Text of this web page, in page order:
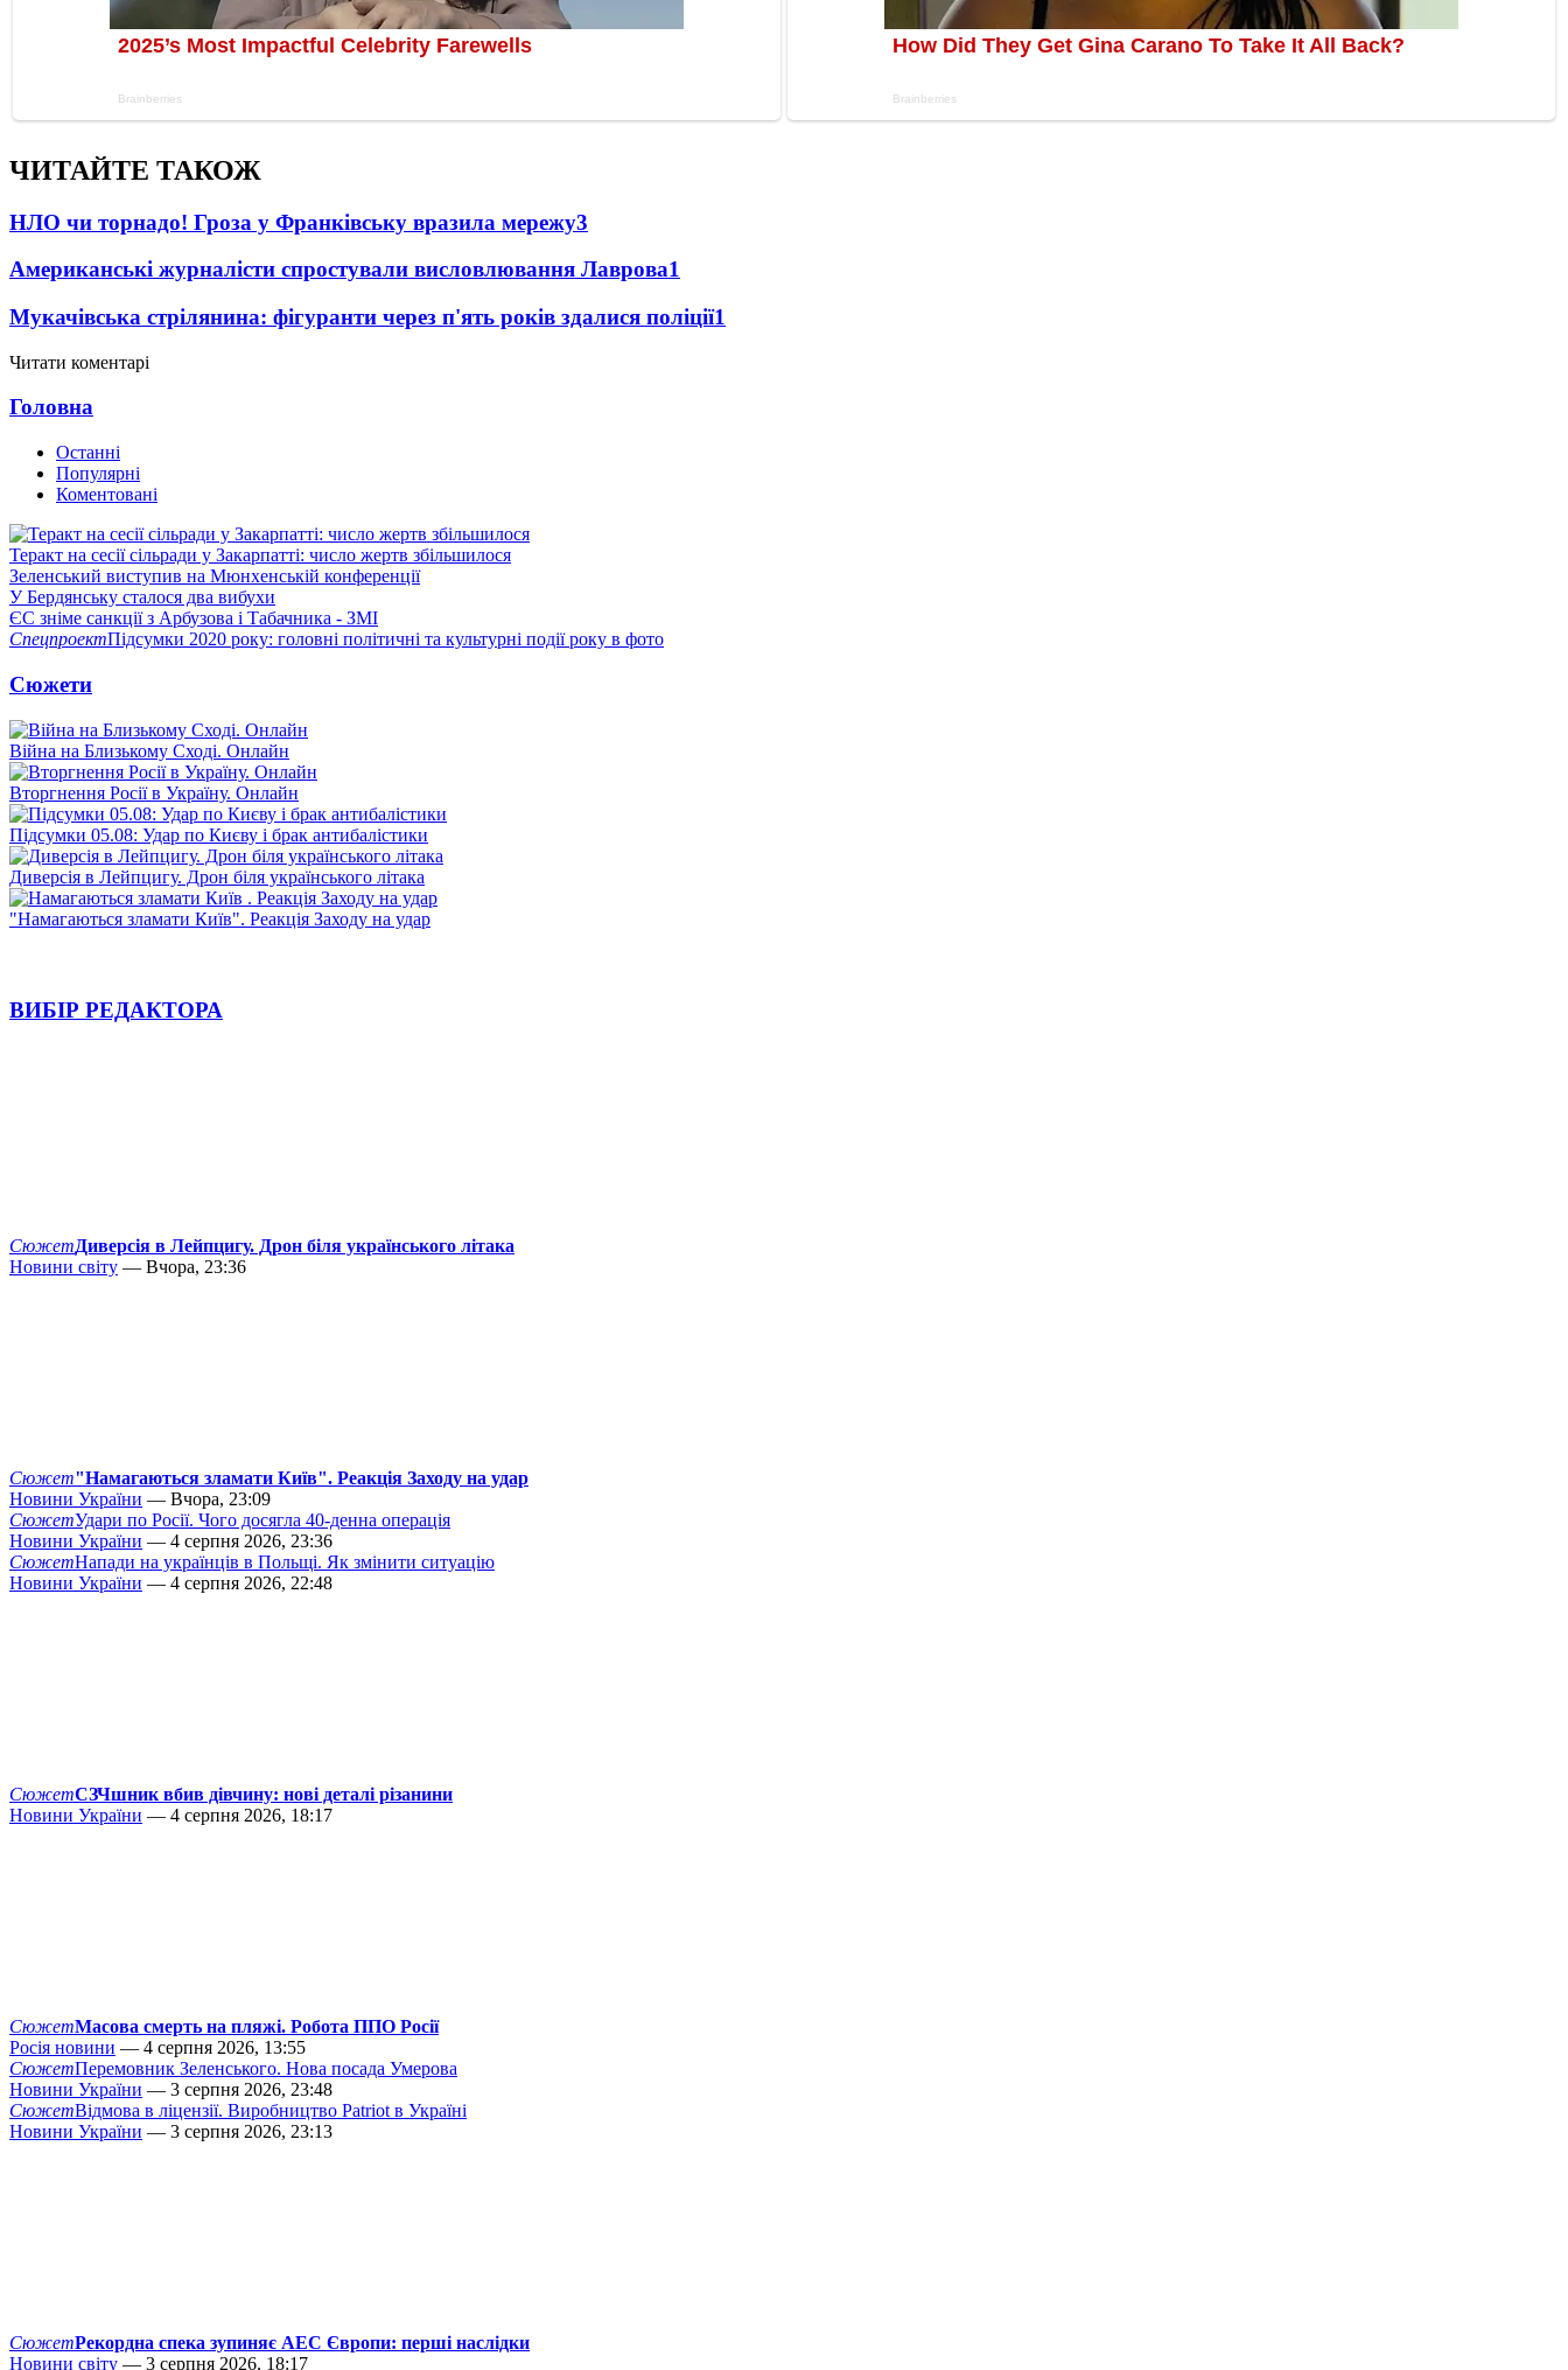
ЧИТАЙТЕ ТАКОЖ
НЛО чи торнадо! Гроза у Франківську вразила мережу3
Американські журналісти спростували висловлювання Лаврова1
Мукачівська стрілянина: фігуранти через п'ять років здалися поліції1
Читати коментарі
Головна
Останні
Популярні
Коментовані
Теракт на сесії сільради у Закарпатті: число жертв збільшилося
Зеленський виступив на Мюнхенській конференції
У Бердянську сталося два вибухи
ЄС зніме санкції з Арбузова і Табачника - ЗМІ
СпецпроектПідсумки 2020 року: головні політичні та культурні події року в фото
Сюжети
Війна на Близькому Сході. Онлайн
Вторгнення Росії в Україну. Онлайн
Підсумки 05.08: Удар по Києву і брак антибалістики
Диверсія в Лейпцигу. Дрон біля українського літака
"Намагаються зламати Київ". Реакція Заходу на удар
ВИБІР РЕДАКТОРА
СюжетДиверсія в Лейпцигу. Дрон біля українського літака
Новини світу — Вчора, 23:36
Сюжет"Намагаються зламати Київ". Реакція Заходу на удар
Новини України — Вчора, 23:09
СюжетУдари по Росії. Чого досягла 40-денна операція
Новини України — 4 серпня 2026, 23:36
СюжетНапади на українців в Польщі. Як змінити ситуацію
Новини України — 4 серпня 2026, 22:48
СюжетСЗЧшник вбив дівчину: нові деталі різанини
Новини України — 4 серпня 2026, 18:17
СюжетМасова смерть на пляжі. Робота ППО Росії
Росія новини — 4 серпня 2026, 13:55
СюжетПеремовник Зеленського. Нова посада Умерова
Новини України — 3 серпня 2026, 23:48
СюжетВідмова в ліцензії. Виробництво Patriot в Україні
Новини України — 3 серпня 2026, 23:13
СюжетРекордна спека зупиняє АЕС Європи: перші наслідки
Новини світу — 3 серпня 2026, 18:17